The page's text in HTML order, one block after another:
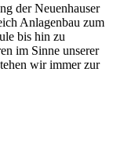
der Neuenhauser
Anlagenbau zum
bis hin zu
im Sinne unserer
wir immer zur